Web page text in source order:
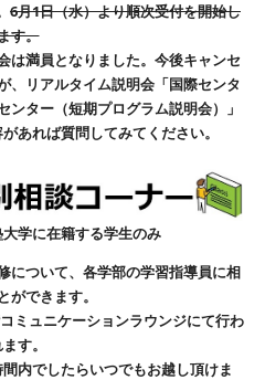
6月1日（水）より順次受付を開始し
す。
満員となりました。 今後キャンセ
、リアルタイム説明会「国際センタ
ター（短期プログラム説明会）」
あれば質問してみてください。
学に在籍する学生のみ
について、各学部の学習指導員に相
ができます。
ミュニケーションラウンジにて行わ
す。
内でしたらいつでもお越し頂けま